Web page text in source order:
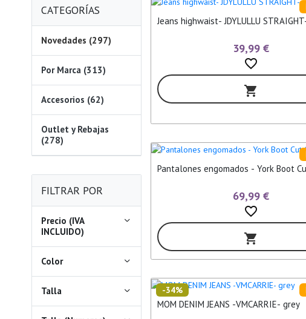
CATEGORÍAS
Novedades (297)
Por Marca (313)
Accesorios (62)
Outlet y Rebajas
(278)
FILTRAR POR
Precio (IVA
INCLUIDO)
Color
Talla
Jeans highwaist- JDYLULLU
39,99 €
favorite_border
shopping_cart
Pantalones engomados - York Boot
69,99 €
favorite_border
shopping_cart
MOM DENIM JEANS -VMCARRIE- grey
-34%